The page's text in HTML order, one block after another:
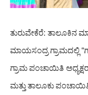
ತುರುವೇಕೆರೆ: ತಾಲೂಕಿನ
ಮಾಯಸಂದ್ರ ಗ್ರಾಮದಲ್ಲಿ “
ಗ್ರಾಮ ಪಂಚಾಯಿತಿ
ಮತ್ತುತಾಲೂಕು